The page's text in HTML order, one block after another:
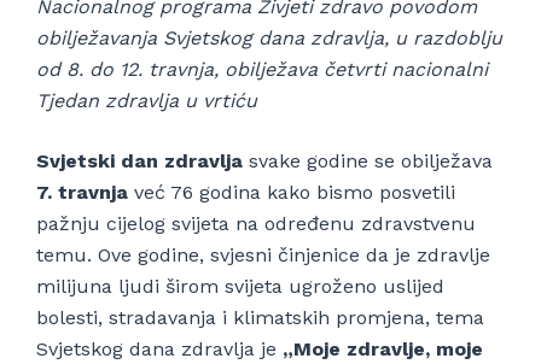
Nacionalnog programa Živjeti zdravo povodom
obilježavanja Svjetskog dana zdravlja, u razdoblju
od 8. do 12. travnja, obilježava četvrti nacionalni
Tjedan zdravlja u vrtiću
Svjetski dan zdravlja svake godine se obilježava
7. travnja već 76 godina kako bismo posvetili
pažnju cijelog svijeta na određenu zdravstvenu
temu. Ove godine, svjesni činjenice da je zdravlje
milijuna ljudi širom svijeta ugroženo uslijed
bolesti, stradavanja i klimatskih promjena, tema
Svjetskog dana zdravlja je „Moje zdravlje, moje